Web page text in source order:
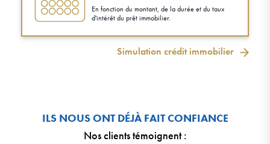
En fonction du montant, de la durée et du taux
d'intérêt du prêt immobilier.
Simulation crédit immobilier
ILS NOUS ONT DÉJÀ FAIT CONFIANCE
Nos clients témoignent: